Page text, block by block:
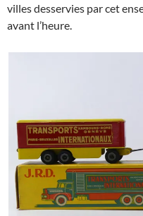
villes desservies par cet
avant l’heure.